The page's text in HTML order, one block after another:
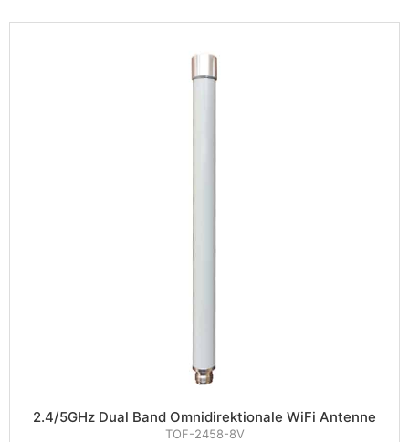
2.4/5GHz Dual Band Omnidirektionale WiFi Antenne
TOF-2458-8V